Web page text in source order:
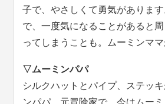
子で、やさしくて勇気がありま
で、一度気になることがあると
ってしまうことも。ムーミンママ
▽ムーミンパパ
シルクハットとパイプ、ステッ
ンパパ。元冒険家で、今はムー